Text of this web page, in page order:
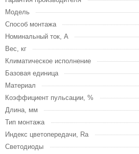
Модель
Способ монтажа
Номинальный ток, А
Вес, кг
Климатическое исполнение
Базовая единица
Материал
Коэффициент пульсации, %
Длина, мм
Тип монтажа
Индекс цветопередачи, Ra
Светодиоды